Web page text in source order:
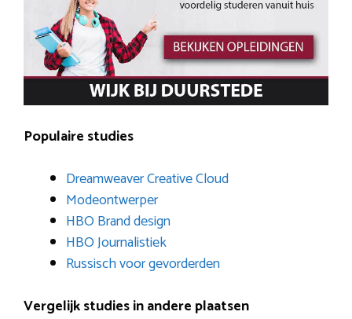
Populaire studies
Dreamweaver Creative Cloud
Modeontwerper
HBO Brand design
HBO Journalistiek
Russisch voor gevorderden
Vergelijk studies in andere plaatsen